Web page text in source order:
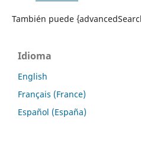
También puede
Idioma
English
Français (France)
Español (España)